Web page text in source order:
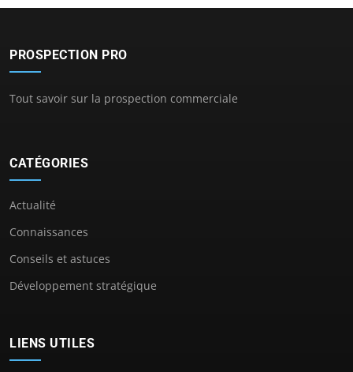
PROSPECTION PRO
Tout savoir sur la prospection commerciale
CATÉGORIES
Actualité
Connaissances
Conseils et astuces
Développement stratégique
LIENS UTILES